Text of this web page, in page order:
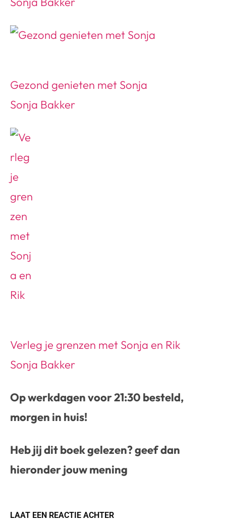
Gezond genieten met Sonja
Sonja Bakker
Verleg je grenzen met Sonja en Rik
Sonja Bakker
Op werkdagen voor 21:30 besteld,
morgen in huis!
Heb jij dit boek gelezen? geef dan
hieronder jouw mening
LAAT EEN REACTIE ACHTER